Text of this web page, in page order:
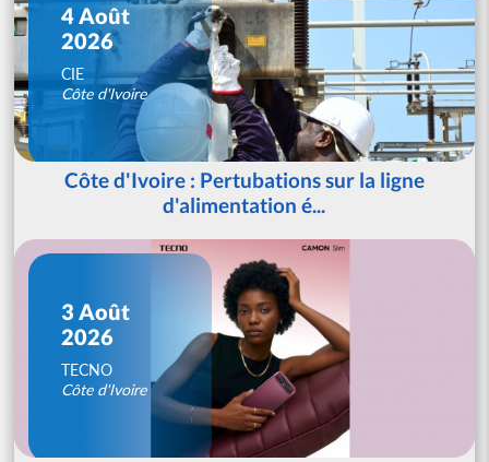
4 Août
2026
CIE
Côte d'Ivoire
Côte d'Ivoire : Pertubations sur la ligne
d'alimentation é...
3 Août
2026
TECNO
Côte d'Ivoire